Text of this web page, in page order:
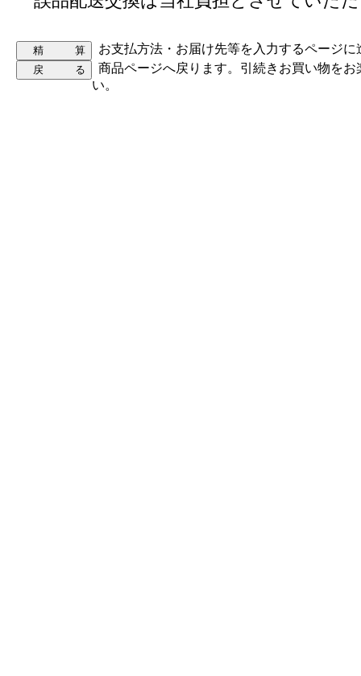
お支払方法・お届け先等を入力するページに
商品ページへ戻ります。引続きお買い物をお
い。